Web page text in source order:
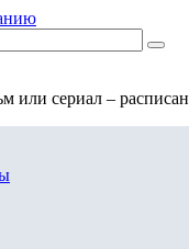
или сериал –